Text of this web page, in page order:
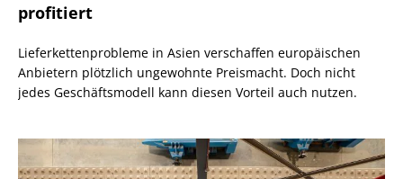
profitiert
Lieferkettenprobleme in Asien verschaffen europäischen
Anbietern plötzlich ungewohnte Preismacht. Doch nicht
jedes Geschäftsmodell kann diesen Vorteil auch nutzen.